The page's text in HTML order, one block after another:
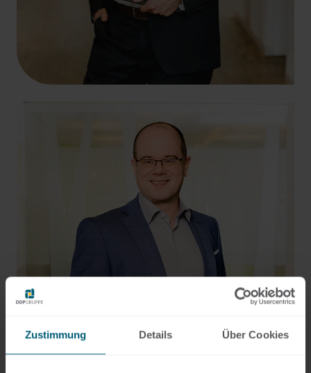
Zustimmung Details Über Cookies
+49 69 956809-25